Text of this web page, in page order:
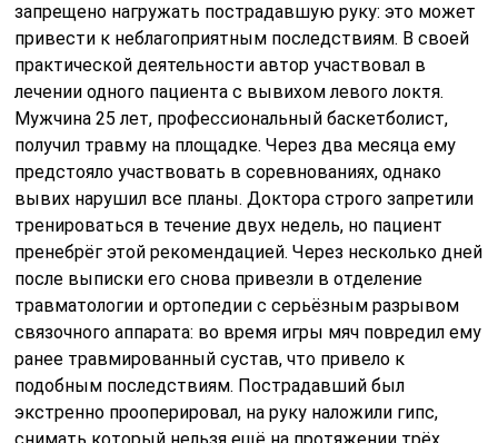
запрещено нагружать пострадавшую руку: это может
привести к неблагоприятным последствиям. В своей
практической деятельности автор участвовал в
лечении одного пациента с вывихом левого локтя.
Мужчина 25 лет, профессиональный баскетболист,
получил травму на площадке. Через два месяца ему
предстояло участвовать в соревнованиях, однако
вывих нарушил все планы. Доктора строго запретили
тренироваться в течение двух недель, но пациент
пренебрёг этой рекомендацией. Через несколько дней
после выписки его снова привезли в отделение
травматологии и ортопедии с серьёзным разрывом
связочного аппарата: во время игры мяч повредил ему
ранее травмированный сустав, что привело к
подобным последствиям. Пострадавший был
экстренно прооперировал, на руку наложили гипс,